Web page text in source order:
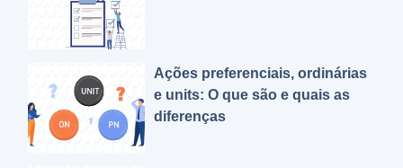
Ações preferenciais, ordinárias
e units: O que são e quais as
diferenças